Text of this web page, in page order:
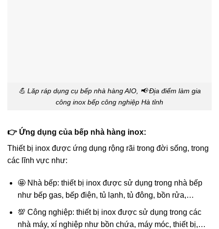
💪 Lăp ráp dụng cụ bếp nhà hàng AIO, 📢 Đị̣a điểm làm gia
công inox bếp công nghiệp Hà tỉnh
👉 Ứng dụng của bếp nhà hàng inox:
Thiết bị inox được ứng dụng rộng rãi trong đời sống, trong
các lĩnh vực như:
🤩 Nhà bếp: thiết bị inox được sử dụng trong nhà bếp
như bếp gas, bếp điện, tủ lạnh, tủ đông, bồn rửa,…
💯 Công nghiệp: thiết bị inox được sử dụng trong các
nhà máy, xí nghiệp như bồn chứa, máy móc, thiết bị,…